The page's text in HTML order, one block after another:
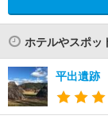
ホテルやスポッ
平出遺跡